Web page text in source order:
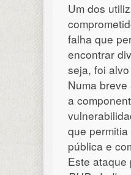
Um dos
falha que
encontrar
seja, foi
Numa
a
que
pública e
Este ataque